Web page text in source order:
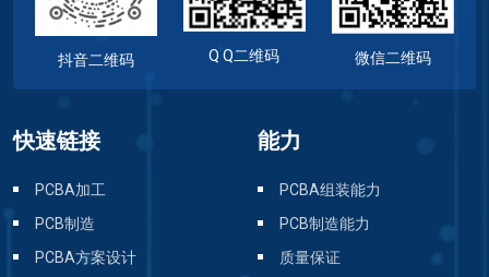
抖音二维码 Q Q二维码 微信二维码
快速链接
PCBA加工
PCB制造
PCBA方案设计
能力
PCBA组装能力
PCB制造能力
质量保证